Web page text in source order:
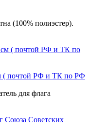
(100% полиэстер).
( почтой РФ и ТК по РФ
для флага